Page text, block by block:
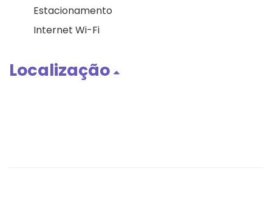
Estacionamento
Internet Wi-Fi
Localização